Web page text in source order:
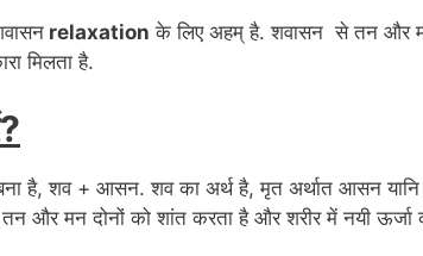
relaxation के लिए अहम् है. शवासन से तन और
मिलता है.
है, शव + आसन. शव का अर्थ है, मृत अर्थात आसन यानि
और मन दोनों को शांत करता है और शरीर में नयी ऊर्जा